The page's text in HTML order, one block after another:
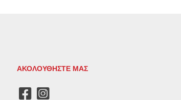
ΑΚΟΛΟΥΘΗΣΤΕ ΜΑΣ